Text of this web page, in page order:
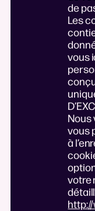
de
Les
vous
Nous
vous
à
votre